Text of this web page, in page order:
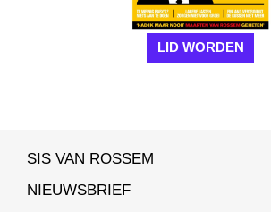
LID WORDEN
SIS VAN ROSSEM
NIEUWSBRIEF